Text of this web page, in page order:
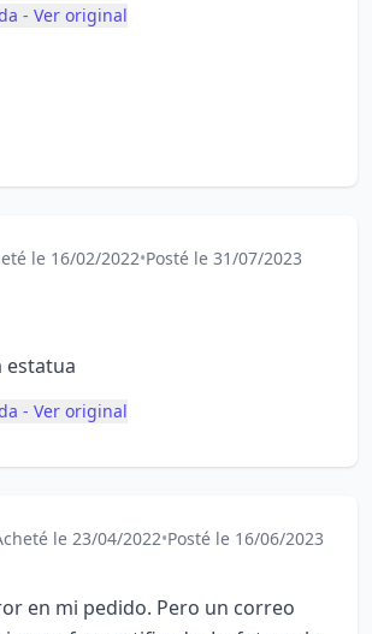
- Ver original
le 16/02/2022•Posté le 31/07/2023
estatua
- Ver original
le 23/04/2022•Posté le 16/06/2023
en mi pedido. Pero un correo